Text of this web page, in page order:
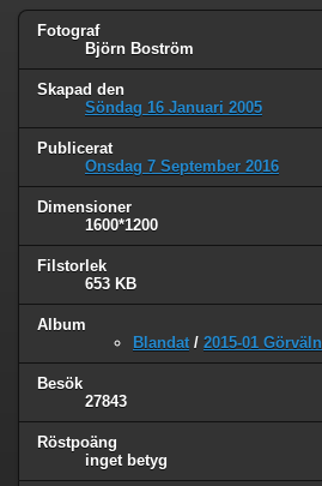
Fotograf
Björn Boström
Skapad den
Söndag 16 Januari 2005
Publicerat
Onsdag 7 September 2016
Dimensioner
1600*1200
Filstorlek
653 KB
Album
Blandat / 2015-01 Görväln
Besök
27843
Röstpoäng
inget betyg